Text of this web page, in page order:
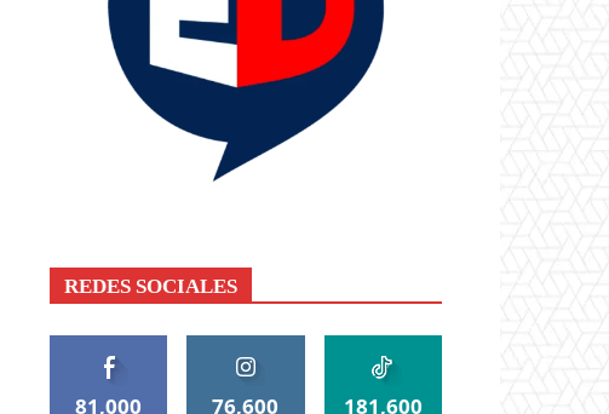
REDES SOCIALES
81,000 76,600 181,600